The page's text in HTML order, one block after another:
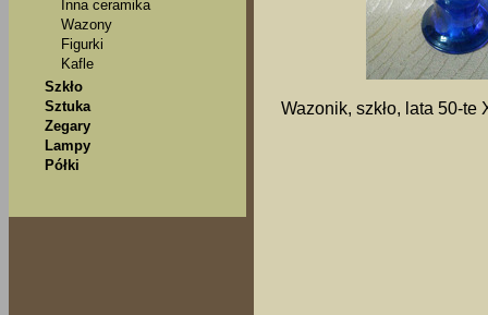
Inna ceramika
Wazony
Figurki
Kafle
Szkło
Sztuka
Zegary
Lampy
Półki
Wazonik, szkło, lata 50-te